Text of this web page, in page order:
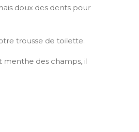
doux des dents pour
trousse de toilette.
menthe des champs, il